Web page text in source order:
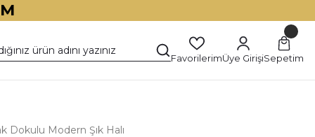
FavorilerimÜye GirişiSepetim
Dokulu Modern Şık Halı